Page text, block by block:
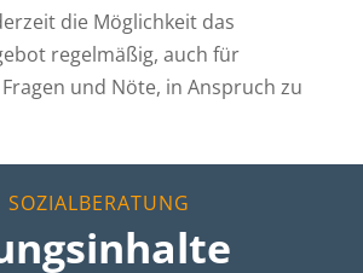
die Möglichkeit das
regelmäßig, auch für
und Nöte, in Anspruch zu